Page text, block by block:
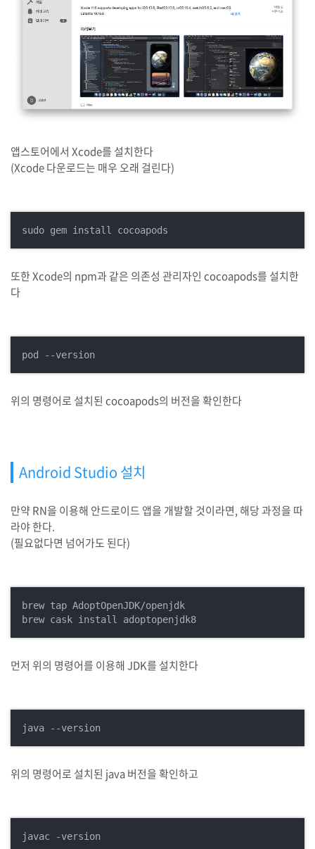
앱스토어에서 Xcode를 설치한다
(Xcode 다운로드는 매우 오래 걸린다)
sudo gem install cocoapods
또한 Xcode의 npm과 같은 의존성 관리자인 cocoapods를 설치한
다
pod --version
위의 명령어로 설치된 cocoapods의 버전을 확인한다
Android Studio 설치
만약 RN을 이용해 안드로이드 앱을 개발할 것이라면, 해당 과정을 따
라야 한다.
(필요없다면 넘어가도 된다)
brew tap AdoptOpenJDK/openjdk
brew cask install adoptopenjdk8
먼저 위의 명령어를 이용해 JDK를 설치한다
java --version
위의 명령어로 설치된 java 버전을 확인하고
javac -version